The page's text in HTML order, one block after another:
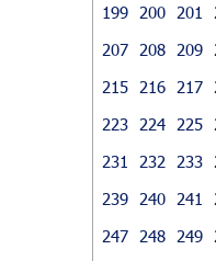
199
200 201
207
208 209
215
216 217
223
224 225
231
232 233
239
240 241
247
248 249